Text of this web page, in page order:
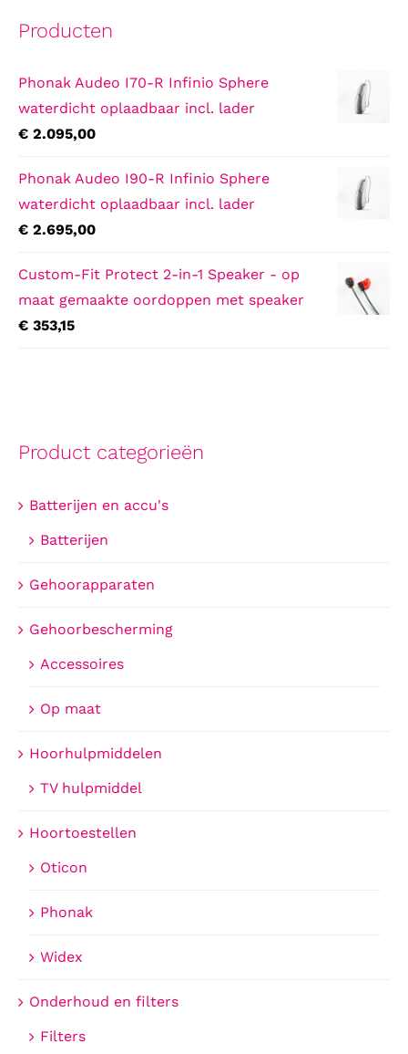
Producten
Phonak Audeo I70-R Infinio Sphere
waterdicht oplaadbaar incl. lader
€ 2.095,00
Phonak Audeo I90-R Infinio Sphere
waterdicht oplaadbaar incl. lader
€ 2.695,00
Custom-Fit Protect 2-in-1 Speaker - op
maat gemaakte oordoppen met speaker
€ 353,15
Product categorieën
Batterijen en accu's
Batterijen
Gehoorapparaten
Gehoorbescherming
Accessoires
Op maat
Hoorhulpmiddelen
TV hulpmiddel
Hoortoestellen
Oticon
Phonak
Widex
Onderhoud en filters
Filters